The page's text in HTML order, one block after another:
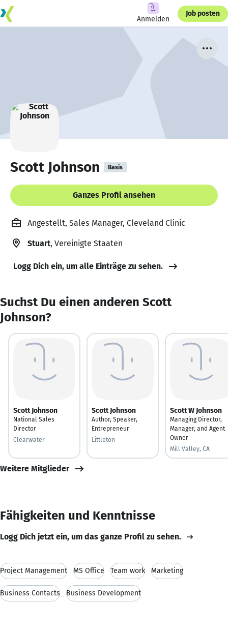
Anmelden
Job posten
Scott Johnson Basis
Ganzes Profil ansehen
Angestellt, Sales Manager, Cleveland Clinic
Stuart, Vereinigte Staaten
Logg Dich ein, um alle Einträge zu sehen.
Suchst Du einen anderen Scott
Johnson?
Scott Johnson
National Sales
Director
Clearwater
Scott Johnson
Author, Speaker,
Entrepreneur
Littleton
Scott W Johnson
Managing Director,
Manager, and Agent
Owner
Mill Valley, CA
Weitere Mitglieder
Fähigkeiten und Kenntnisse
Logg Dich jetzt ein, um das ganze Profil zu sehen.
Project Management MS Office Team work Marketing
Business Contacts Business Development